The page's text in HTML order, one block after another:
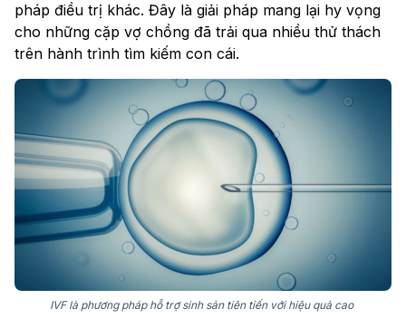
pháp điều trị khác. Đây là giải pháp mang lại hy vọng
cho những cặp vợ chồng đã trải qua nhiều thử thách
trên hành trình tìm kiếm con cái.
IVF là phương pháp hỗ trợ sinh sản tiên tiến với hiệu quả cao